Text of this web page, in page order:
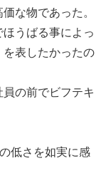
な物であった。
うばる事によっ
表したかったの
の前でビフテキ
低さを如実に感